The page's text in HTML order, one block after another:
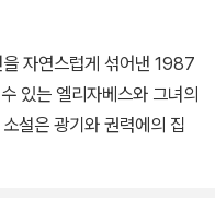
자연스럽게 섞어낸 1987
있는 엘리자베스와 그녀의
설은 광기와 권력에의 집